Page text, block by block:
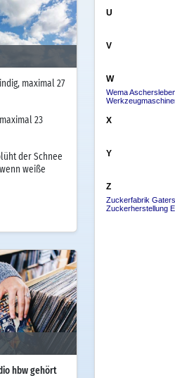
maximal 27
23
der Schnee
weiße
hbw gehört